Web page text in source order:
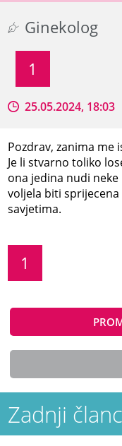
Ginekolog
1
25.05.2024, 18:03
Pozdrav, zanima me
Je li stvarno toliko
ona jedina nudi
voljela biti
savjetima.
1
Zadnji